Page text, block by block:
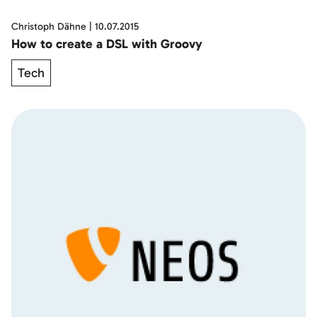
Christoph Dähne 10.07.2015
How to create a DSL with Groovy
Tech